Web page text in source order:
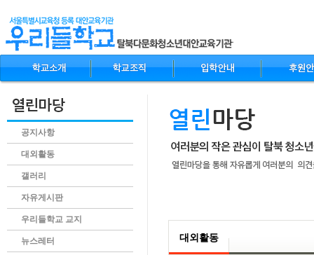
공지사항
대외활동
갤러리
자유게시판
우리들학교 교지
뉴스레터 대외활동